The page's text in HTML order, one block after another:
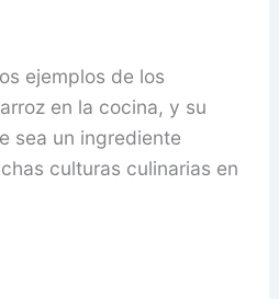
ejemplos de los
en la cocina, y su
sea un ingrediente
culturas culinarias en